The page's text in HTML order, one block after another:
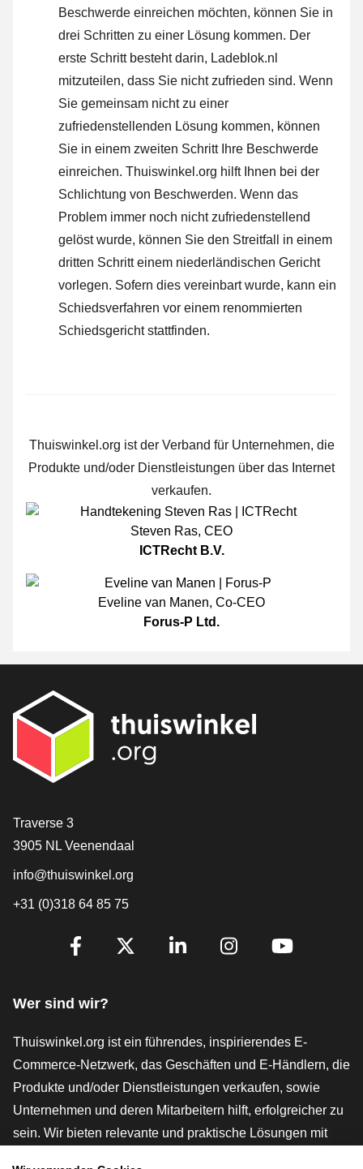
Beschwerde einreichen möchten, können Sie in
drei Schritten zu einer Lösung kommen. Der
erste Schritt besteht darin, Ladeblok.nl
mitzuteilen, dass Sie nicht zufrieden sind. Wenn
Sie gemeinsam nicht zu einer
zufriedenstellenden Lösung kommen, können
Sie in einem zweiten Schritt Ihre Beschwerde
einreichen. Thuiswinkel.org hilft Ihnen bei der
Schlichtung von Beschwerden. Wenn das
Problem immer noch nicht zufriedenstellend
gelöst wurde, können Sie den Streitfall in einem
dritten Schritt einem niederländischen Gericht
vorlegen. Sofern dies vereinbart wurde, kann ein
Schiedsverfahren vor einem renommierten
Schiedsgericht stattfinden.
Thuiswinkel.org ist der Verband für Unternehmen, die
Produkte und/oder Dienstleistungen über das Internet
verkaufen.
Steven Ras, CEO
ICTRecht B.V.
Eveline van Manen, Co-CEO
Forus-P Ltd.
[_General:Contact]
Traverse 3
3905 NL Veenendaal
info@thuiswinkel.org
+31 (0)318 64 85 75
[_General:SocialMediaTitle]
Wer sind wir?
Thuiswinkel.org ist ein führendes, inspirierendes E-
Commerce-Netzwerk, das Geschäften und E-Händlern, die
Produkte und/oder Dienstleistungen verkaufen, sowie
Unternehmen und deren Mitarbeitern hilft, erfolgreicher zu
sein. Wir bieten relevante und praktische Lösungen mit